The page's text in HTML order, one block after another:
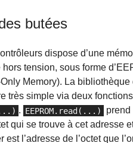
butées
dispose d’une
hors tension, sous forme
Memory). La bibliothèque
très simple via deux
...) . EEPROM.read(...)
prend
qui se trouve à cet adresse
est l’adresse de l’octet que